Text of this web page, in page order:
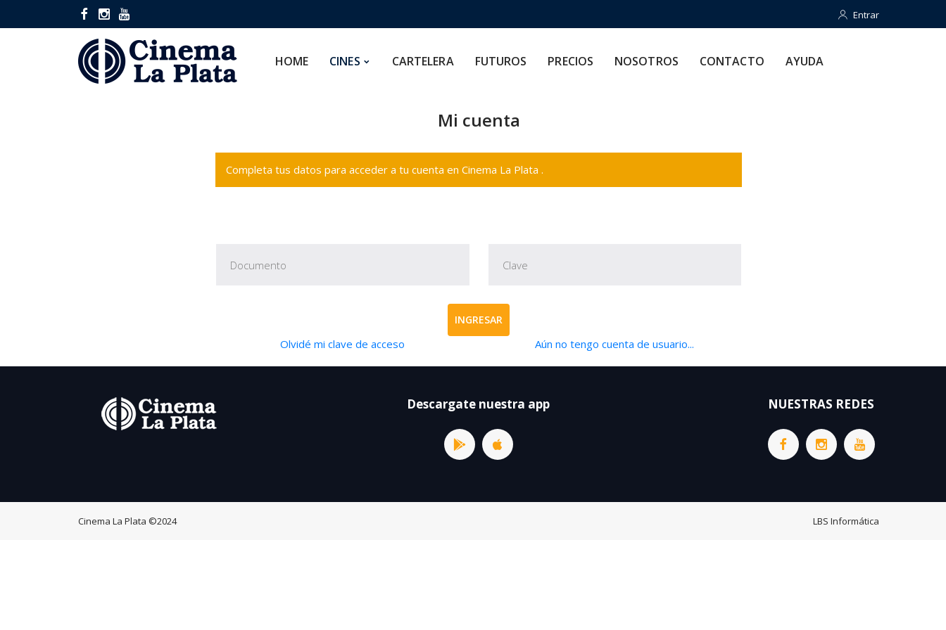
Entrar
Entrar
HOME CINES CARTELERA FUTUROS PRECIOS NOSOTROS CONTACTO AYUDA
Mi cuenta
Completa tus datos para acceder a tu cuenta en Cinema La Plata .
INGRESAR
Olvidé mi clave de acceso Aún no tengo cuenta de usuario...
Descargate nuestra app NUESTRAS REDES
Cinema La Plata ©2024 LBS Informática